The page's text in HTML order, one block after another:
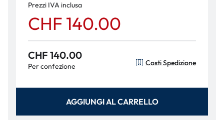
Prezzi IVA inclusa
CHF 140.00
CHF 140.00
Per confezione Costi Spedizione
AGGIUNGI AL CARRELLO